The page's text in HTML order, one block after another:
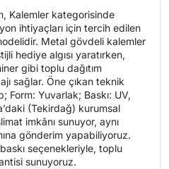
Kalemler kategorisinde
ihtiyaçları için tercih edilen
Metal gövdeli kalemler
hediye algısı yaratırken,
gibi toplu dağıtım
sağlar. Öne çıkan teknik
Yuvarlak; Baskı: UV,
(Tekirdağ) kurumsal
imkânı sunuyor, aynı
gönderim yapabiliyoruz.
seçenekleriyle, toplu
sunuyoruz.